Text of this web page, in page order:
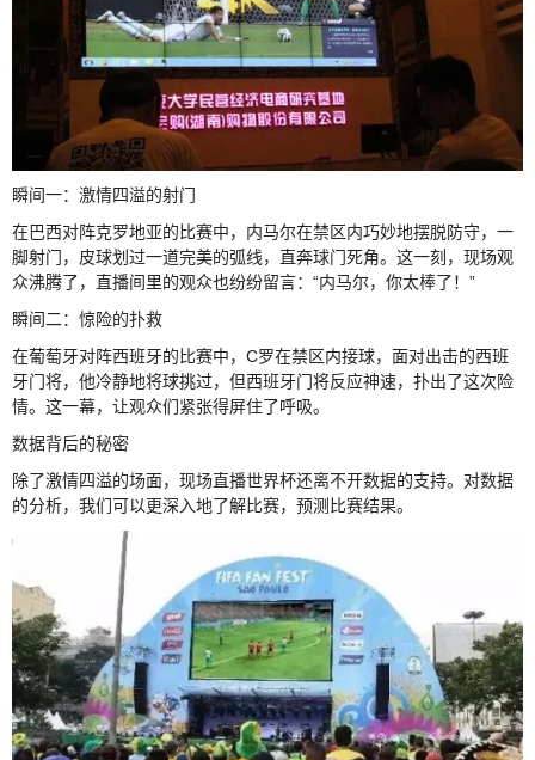
瞬间一：激情四溢的射门
在巴西对阵克罗地亚的比赛中，内马尔在禁区内巧妙地摆脱防守，一
脚射门，皮球划过一道完美的弧线，直奔球门死角。这一刻，现场观
众沸腾了，直播间里的观众也纷纷留言：“内马尔，你太棒了！”
瞬间二：惊险的扑救
在葡萄牙对阵西班牙的比赛中，C罗在禁区内接球，面对出击的西班
牙门将，他冷静地将球挑过，但西班牙门将反应神速，扑出了这次险
情。这一幕，让观众们紧张得屏住了呼吸。
数据背后的秘密
除了激情四溢的场面，现场直播世界杯还离不开数据的支持。对数据
的分析，我们可以更深入地了解比赛，预测比赛结果。